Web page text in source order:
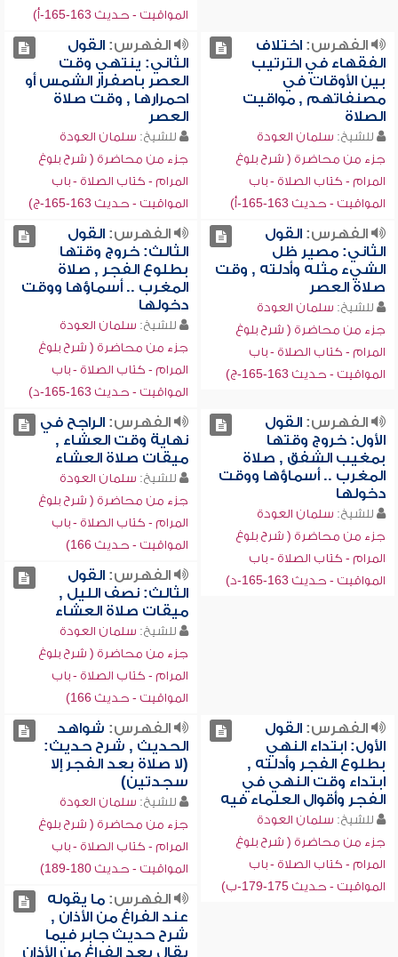
المواقيت - حديث 163-165-أ)
الفهرس:اختلاف
الفقهاء في الترتيب
بين الأوقات في
مصنفاتهم , مواقيت
الصلاة
للشيخ: سلمان العودة
جزء من محاضرة ( شرح بلوغ
المرام - كتاب الصلاة - باب
المواقيت - حديث 163-165-أ)
الفهرس:القول
الثاني: ينتهي وقت
العصر باصفرار الشمس أو
احمرارها , وقت صلاة
العصر
للشيخ: سلمان العودة
جزء من محاضرة ( شرح بلوغ
المرام - كتاب الصلاة - باب
المواقيت - حديث 163-165-ج)
الفهرس:القول
الثاني: مصير ظل
الشيء مثله وأدلته , وقت
صلاة العصر
للشيخ: سلمان العودة
جزء من محاضرة ( شرح بلوغ
المرام - كتاب الصلاة - باب
المواقيت - حديث 163-165-ج)
الفهرس:القول
الثالث: خروج وقتها
بطلوع الفجر , صلاة
المغرب .. أسماؤها ووقت
دخولها
للشيخ: سلمان العودة
جزء من محاضرة ( شرح بلوغ
المرام - كتاب الصلاة - باب
المواقيت - حديث 163-165-د)
الفهرس:القول
الأول: خروج وقتها
بمغيب الشفق , صلاة
المغرب .. أسماؤها ووقت
دخولها
للشيخ: سلمان العودة
جزء من محاضرة ( شرح بلوغ
المرام - كتاب الصلاة - باب
المواقيت - حديث 163-165-د)
الفهرس:الراجح في
نهاية وقت العشاء ,
ميقات صلاة العشاء
للشيخ: سلمان العودة
جزء من محاضرة ( شرح بلوغ
المرام - كتاب الصلاة - باب
المواقيت - حديث 166)
الفهرس:القول
الثالث: نصف الليل ,
ميقات صلاة العشاء
للشيخ: سلمان العودة
جزء من محاضرة ( شرح بلوغ
المرام - كتاب الصلاة - باب
المواقيت - حديث 166)
الفهرس:القول
الأول: ابتداء النهي
بطلوع الفجر وأدلته ,
ابتداء وقت النهي في
الفجر وأقوال العلماء فيه
للشيخ: سلمان العودة
جزء من محاضرة ( شرح بلوغ
المرام - كتاب الصلاة - باب
المواقيت - حديث 175-179-ب)
الفهرس: شواهد
الحديث , شرح حديث:
(لا صلاة بعد الفجر إلا
سجدتين)
للشيخ: سلمان العودة
جزء من محاضرة ( شرح بلوغ
المرام - كتاب الصلاة - باب
المواقيت - حديث 180-189)
الفهرس:ما يقوله
عند الفراغ من الأذان ,
شرح حديث جابر فيما
يقال بعد الفراغ من الأذان